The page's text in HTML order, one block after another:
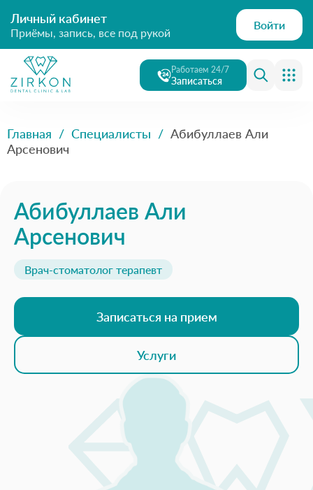
Личный кабинет
Приёмы, запись, все под рукой
Войти
Работаем 24/7
Записаться
Главная / Специалисты / Абибуллаев Али
Арсенович
Абибуллаев Али
Арсенович
Врач-стоматолог терапевт
Записаться на прием
Услуги